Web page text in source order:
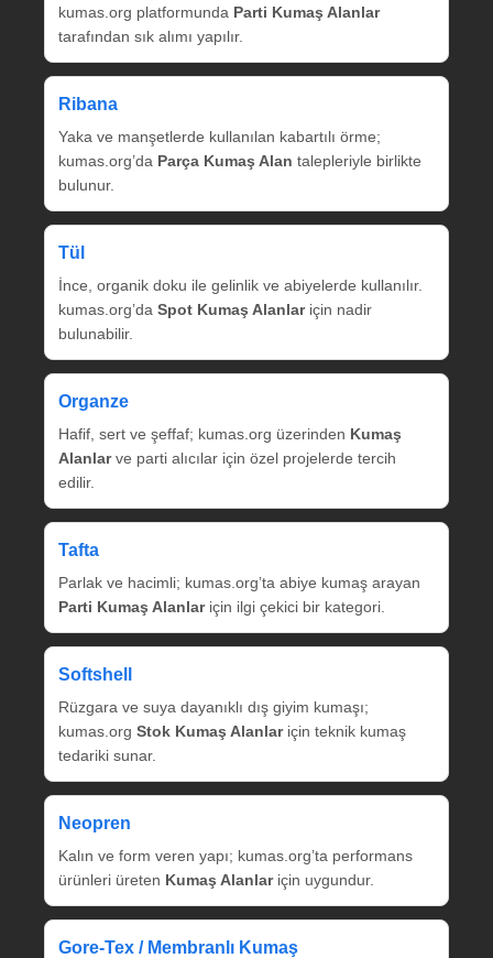
kumas.org platformunda Parti Kumaş Alanlar
tarafından sık alımı yapılır.
Ribana
Yaka ve manşetlerde kullanılan kabartılı örme;
kumas.org’da Parça Kumaş Alan talepleriyle birlikte
bulunur.
Tül
İnce, organik doku ile gelinlik ve abiyelerde kullanılır.
kumas.org’da Spot Kumaş Alanlariçin nadir
bulunabilir.
Organze
Hafif, sert ve şeffaf; kumas.org üzerinden Kumaş
Alanlarve parti alıcılar için özel projelerde tercih
edilir.
Tafta
Parlak ve hacimli; kumas.org’ta abiye kumaş arayan
Parti Kumaş Alanlariçin ilgi çekici bir kategori.
Softshell
Rüzgara ve suya dayanıklı dış giyim kumaşı;
kumas.org Stok Kumaş Alanlariçin teknik kumaş
tedariki sunar.
Neopren
Kalın ve form veren yapı; kumas.org’ta performans
ürünleri üreten Kumaş Alanlariçin uygundur.
Gore‑Tex / Membranlı Kumaş